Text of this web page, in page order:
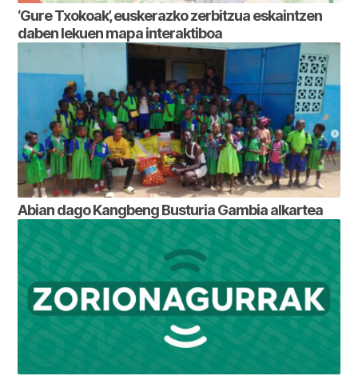
‘Gure Txokoak’, euskerazko zerbitzua eskaintzen
daben lekuen mapa interaktiboa
Abian dago Kangbeng Busturia Gambia alkartea